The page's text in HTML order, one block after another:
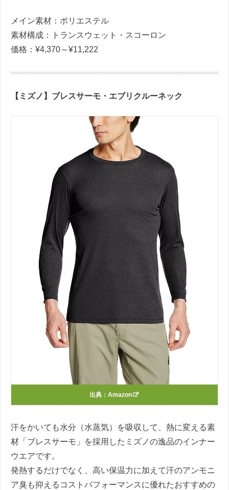
メイン素材：ポリエステル
素材構成：トランスウェット・スコーロン
価格：¥4,370～¥11,222
【ミズノ】ブレスサーモ・エブリクルーネック
出典： Amazon
汗をかいても水分（水蒸気）を吸収して、熱に変える素
材「ブレスサーモ」を採用したミズノの逸品のインナー
ウエアです。
発熱するだけでなく、高い保温力に加えて汗のアンモニ
ア臭も抑えるコストパフォーマンスに優れたおすすめの